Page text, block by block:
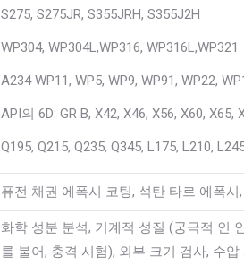
S275, S275JR, S355JRH, S355J2H
WP304, WP304L,WP316, WP316L,WP321
A234 WP11, WP5, WP9, WP91, WP22,
API의 6D: GR B, X42, X46, X56, X60, X65,
Q195, Q215, Q235, Q345, L175, L210,
퓨전 채권 에폭시 코팅, 석탄 타르 에폭
화학 성분 분석, 기계적 성질 (궁극적 인
를 불어, 충격 시험), 외부 크기 검사, 수압